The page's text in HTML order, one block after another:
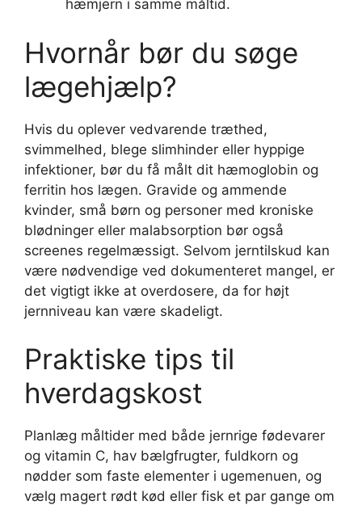
hæmjern i samme måltid.
Hvornår bør du søge
lægehjælp?
Hvis du oplever vedvarende træthed,
svimmelhed, blege slimhinder eller hyppige
infektioner, bør du få målt dit hæmoglobin og
ferritin hos lægen. Gravide og ammende
kvinder, små børn og personer med kroniske
blødninger eller malabsorption bør også
screenes regelmæssigt. Selvom jerntilskud kan
være nødvendige ved dokumenteret mangel, er
det vigtigt ikke at overdosere, da for højt
jernniveau kan være skadeligt.
Praktiske tips til
hverdagskost
Planlæg måltider med både jernrige fødevarer
og vitamin C, hav bælgfrugter, fuldkorn og
nødder som faste elementer i ugemenuen, og
vælg magert rødt kød eller fisk et par gange om